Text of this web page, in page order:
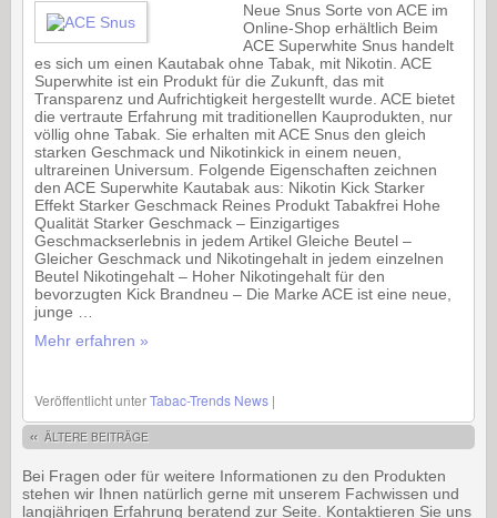
Neue Snus Sorte von ACE im
Online-Shop erhältlich Beim
ACE Superwhite Snus handelt
es sich um einen Kautabak ohne Tabak, mit Nikotin. ACE
Superwhite ist ein Produkt für die Zukunft, das mit
Transparenz und Aufrichtigkeit hergestellt wurde. ACE bietet
die vertraute Erfahrung mit traditionellen Kauprodukten, nur
völlig ohne Tabak. Sie erhalten mit ACE Snus den gleich
starken Geschmack und Nikotinkick in einem neuen,
ultrareinen Universum. Folgende Eigenschaften zeichnen
den ACE Superwhite Kautabak aus: Nikotin Kick Starker
Effekt Starker Geschmack Reines Produkt Tabakfrei Hohe
Qualität Starker Geschmack – Einzigartiges
Geschmackserlebnis in jedem Artikel Gleiche Beutel –
Gleicher Geschmack und Nikotingehalt in jedem einzelnen
Beutel Nikotingehalt – Hoher Nikotingehalt für den
bevorzugten Kick Brandneu – Die Marke ACE ist eine neue,
junge …
Mehr erfahren »
Veröffentlicht unterTabac-Trends News |
« ÄLTERE BEITRÄGE
Bei Fragen oder für weitere Informationen zu den Produkten
stehen wir Ihnen natürlich gerne mit unserem Fachwissen und
langjährigen Erfahrung beratend zur Seite. Kontaktieren Sie uns